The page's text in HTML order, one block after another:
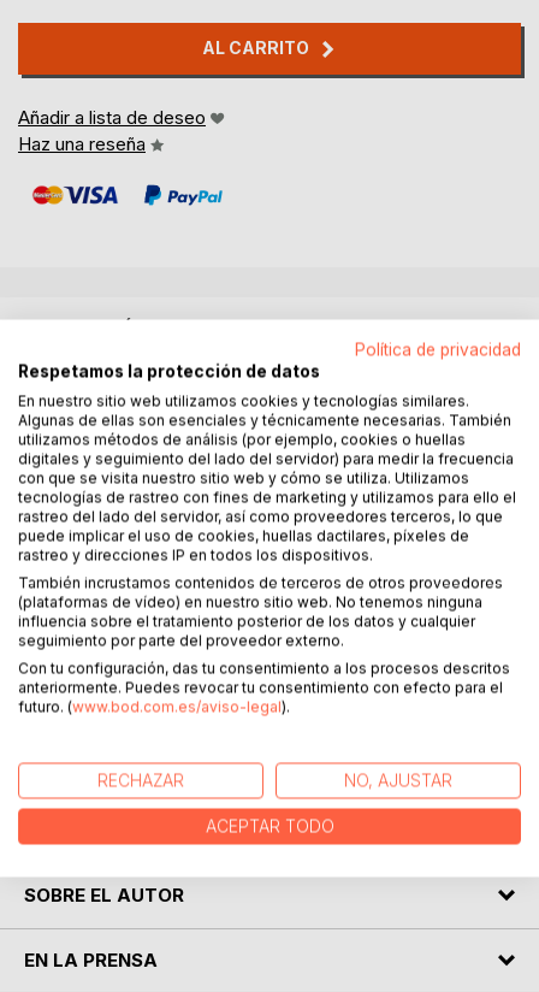
AL CARRITO
Añadir a lista de deseo
Haz una reseña
DESCRIPCIÓN
"El Arte de la Seducción Cronometrada: La guía esencial
del Speed Dating"
Sumérgete en el fascinante mundo del Speed Dating y
domina el arte de la seducción en un tiempo limitado con
esta guía esencial. Ya seas un principiante o un
experimentado, este libro revela los secretos para
maximizar tus posibilidades de encuentros significativos y
memorables, adornados con cautivadoras anécdotas que
añaden un toque personal a cada consejo.
A través de este libro, mi objetivo es inspirar a los lectores
a salir de su zona de confort, a correr riesgos y a abrirse a
gratificantes. Mi propósito es guiarte en este camino
proporcionándote las herramientas necesarias para tener
éxito en los Speed Dating.
SOBRE EL AUTOR
EN LA PRENSA
Política de privacidad
Respetamos la protección de datos
En nuestro sitio web utilizamos cookies y tecnologías similares.
Algunas de ellas son esenciales y técnicamente necesarias. También
utilizamos métodos de análisis (por ejemplo, cookies o huellas
digitales y seguimiento del lado del servidor) para medir la frecuencia
con que se visita nuestro sitio web y cómo se utiliza. Utilizamos
tecnologías de rastreo con fines de marketing y utilizamos para ello el
rastreo del lado del servidor, así como proveedores terceros, lo que
puede implicar el uso de cookies, huellas dactilares, píxeles de
rastreo y direcciones IP en todos los dispositivos.
También incrustamos contenidos de terceros de otros proveedores
(plataformas de vídeo) en nuestro sitio web. No tenemos ninguna
influencia sobre el tratamiento posterior de los datos y cualquier
seguimiento por parte del proveedor externo.
Con tu configuración, das tu consentimiento a los procesos descritos
anteriormente. Puedes revocar tu consentimiento con efecto para el
futuro. (www.bod.com.es/aviso-legal).
RECHAZAR NO, AJUSTAR
ACEPTAR TODO